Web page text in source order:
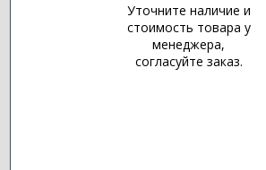
Уточните наличие и
стоимость товара у
менеджера,
согласуйте заказ.